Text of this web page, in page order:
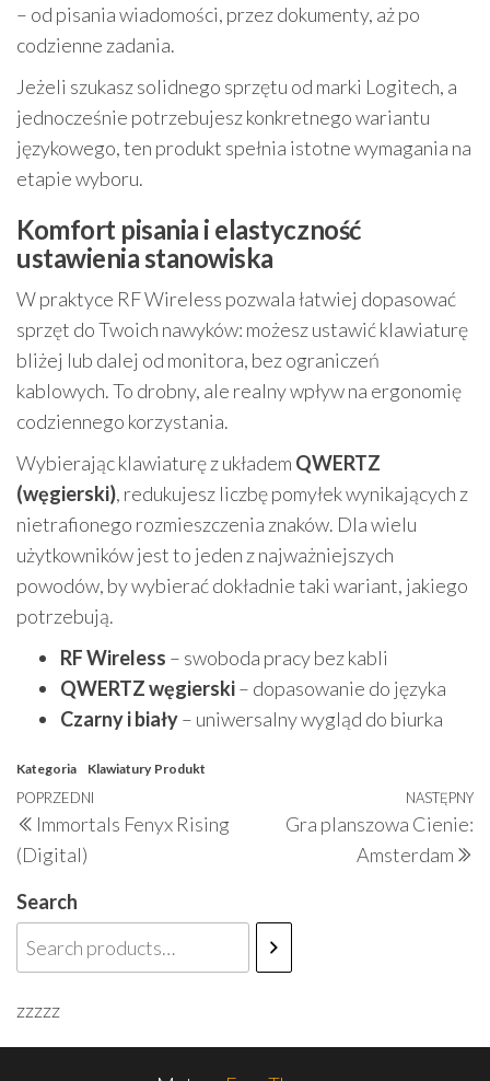
– od pisania wiadomości, przez dokumenty, aż po
codzienne zadania.
Jeżeli szukasz solidnego sprzętu od marki Logitech, a
jednocześnie potrzebujesz konkretnego wariantu
językowego, ten produkt spełnia istotne wymagania na
etapie wyboru.
Komfort pisania i elastyczność
ustawienia stanowiska
W praktyce RF Wireless pozwala łatwiej dopasować
sprzęt do Twoich nawyków: możesz ustawić klawiaturę
bliżej lub dalej od monitora, bez ograniczeń
kablowych. To drobny, ale realny wpływ na ergonomię
codziennego korzystania.
Wybierając klawiaturę z układem QWERTZ
(węgierski), redukujesz liczbę pomyłek wynikających z
nietrafionego rozmieszczenia znaków. Dla wielu
użytkowników jest to jeden z najważniejszych
powodów, by wybierać dokładnie taki wariant, jakiego
potrzebują.
RF Wireless – swoboda pracy bez kabli
QWERTZ węgierski– dopasowanie do języka
Czarny i biały– uniwersalny wygląd do biurka
Kategoria Klawiatury Produkt
Nawigacja
wpisu
Poprzedni
wpis
POPRZEDNI
Immortals Fenyx Rising
(Digital)
NASTĘPNY
Gra planszowa Cienie:
Amsterdam
Search
zzzzz